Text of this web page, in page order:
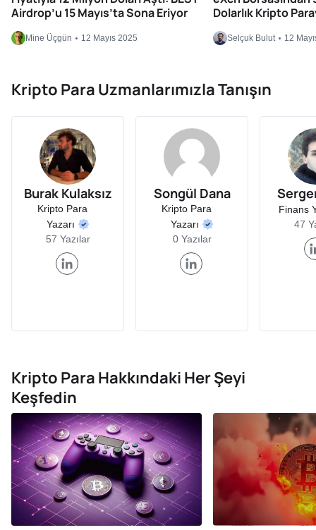
Airdrop’u 15 Mayıs’ta Sona Eriyor
Mine Üçgün 12 Mayıs 2025
Dolarlık Kripto
Selçuk Bulut 12
Kripto Para Uzmanlarımızla Tanışın
Burak Kulaksız
Kripto Para
Yazarı
57 Yazılar
Songül Dana
Kripto Para
Yazarı
0 Yazılar
Finans
47
Kripto Para Hakkındaki Her Şeyi
Keşfedin